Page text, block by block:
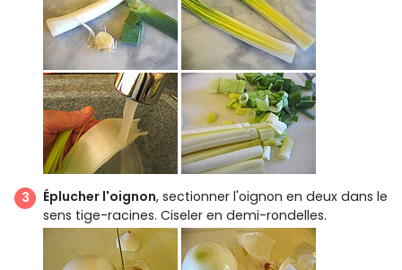
Éplucher l'oignon, sectionner l'oignon en deux dans le
sens tige-racines. Ciseler en demi-rondelles.